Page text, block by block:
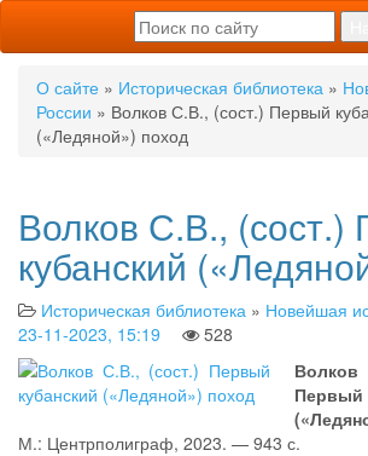
О сайте » Историческая библиотека »
России » Волков С.В., (сост.) Первый
(«Ледяной») поход
Волков С.В., (сост.)
кубанский
Историческая библиотека » Новейшая
23-11-2023, 15:19
528
М.: Центрполиграф, 2023. — 943 с.